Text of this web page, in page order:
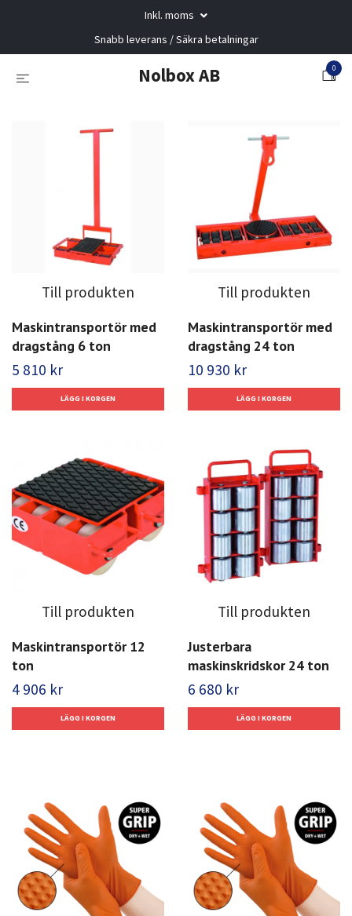
Inkl. moms
Snabb leverans / Säkra betalningar
Nolbox AB 0
Till produkten
Maskintransportör med
dragstång 6 ton
5 810 kr
Till produkten
Maskintransportör med
dragstång 24 ton
10 930 kr
Till produkten
Maskintransportör 12
ton
4 906 kr
Till produkten
Justerbara
maskinskridskor 24 ton
6 680 kr